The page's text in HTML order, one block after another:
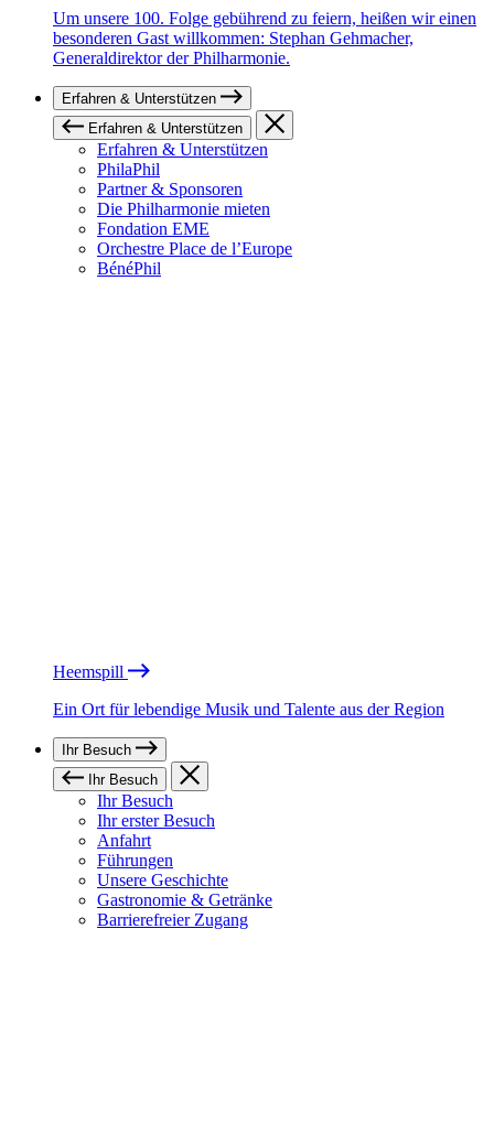
Um unsere 100. Folge gebührend zu feiern, heißen wir einen
besonderen Gast willkommen: Stephan Gehmacher,
Generaldirektor der Philharmonie.
Erfahren & Unterstützen
Erfahren & Unterstützen
Erfahren & Unterstützen
PhilaPhil
Partner & Sponsoren
Die Philharmonie mieten
Fondation EME
Orchestre Place de l’Europe
BénéPhil
Heemspill
Ein Ort für lebendige Musik und Talente aus der Region
Ihr Besuch
Ihr Besuch
Ihr Besuch
Ihr erster Besuch
Anfahrt
Führungen
Unsere Geschichte
Gastronomie & Getränke
Barrierefreier Zugang